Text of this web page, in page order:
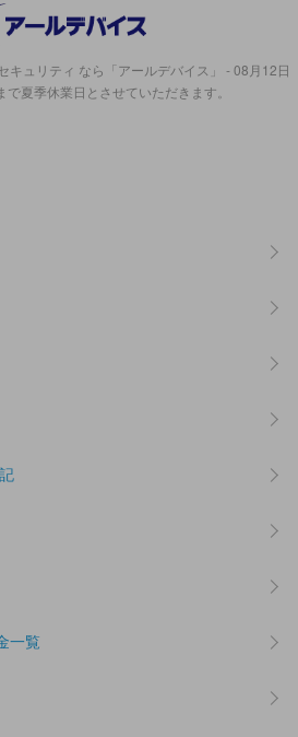
キュリティ なら「アールデバイス」 - 08月12日
夏季休業日とさせていただきます。
一覧